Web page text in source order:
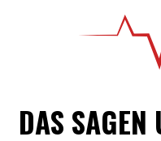
DAS SAGEN